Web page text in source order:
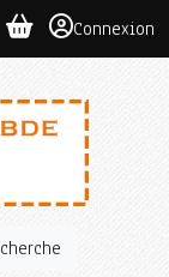
Connexion